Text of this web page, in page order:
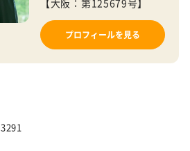
【大阪：第125679号】
プロフィールを見る
3291